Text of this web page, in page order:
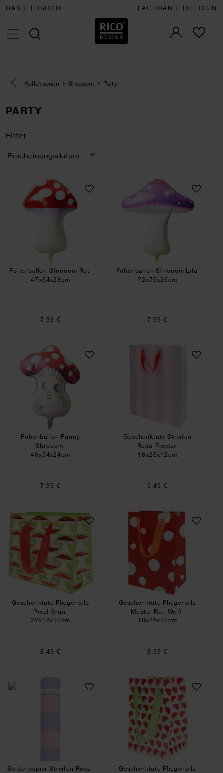
HÄNDLERSUCHE FACHHÄNDLER LOGIN
Eine Kategorie zurück navigieren
Kollektionen Shrooom Party
PARTY
Filter
Sortierung
Folienballon Shrooom Rot
Folienballon Shrooom Rot
47x64x28cm
7,99 €
Folienballon
Folienballon Shrooom Lila
72x76x26cm
7,99 €
Folienballon Funny Shrooom
Folienballon Funny
Shrooom
46x54x24cm
7,99 €
Geschenktüte
Geschenktüte Streifen
Rosa-Flieder
18x26x12cm
5,49 €
Geschenktüte Fliegenpilz Pixel Grün
Geschenktüte Fliegenpilz
Pixel Grün
22x18x10cm
3,49 €
Geschenktüte
Geschenktüte Fliegenpilz
Muster Rot-Weiß
18x26x12cm
3,99 €
Seidenpapier Streifen Rosa-Flieder
Seidenpapier Streifen Rosa-
Geschenktüte
Geschenktüte Fliegenpilz